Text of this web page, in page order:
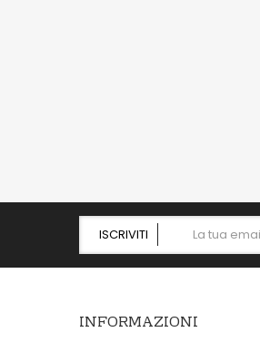
ISCRIVITI
INFORMAZIONI